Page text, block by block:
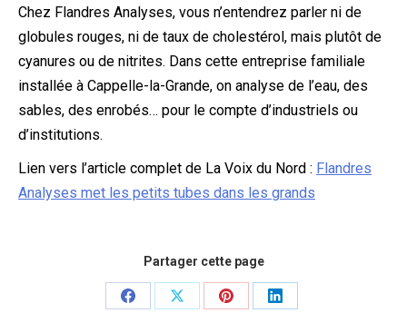
Chez Flandres Analyses, vous n’entendrez parler ni de
globules rouges, ni de taux de cholestérol, mais plutôt de
cyanures ou de nitrites. Dans cette entreprise familiale
installée à Cappelle-la-Grande, on analyse de l’eau, des
sables, des enrobés… pour le compte d’industriels ou
d’institutions.
Lien vers l’article complet de La Voix du Nord : Flandres
Analyses met les petits tubes dans les grands
Partager cette page
PartagerPartagerPartagerPartager